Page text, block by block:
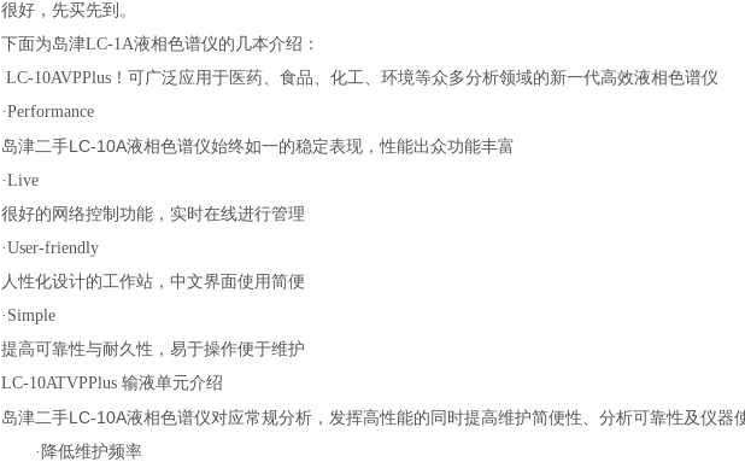
很好，先买先到。
下面为岛津LC-1A液相色谱仪的几本介绍：
LC-10AVPPlus！可广泛应用于医药、食品、化工、环境等众多分析领域的新一代高效液相色谱仪
·Performance
岛津二手LC-10A液相色谱仪始终如一的稳定表现，性能出众功能丰富
·Live
很好的网络控制功能，实时在线进行管理
·User-friendly
人性化设计的工作站，中文界面使用简便
·Simple
提高可靠性与耐久性，易于操作便于维护
LC-10ATVPPlus 输液单元介绍
岛津二手LC-10A液相色谱仪对应常规分析，发挥高性能的同时提高维护简便性、分析可靠性及仪器
·降低维护频率